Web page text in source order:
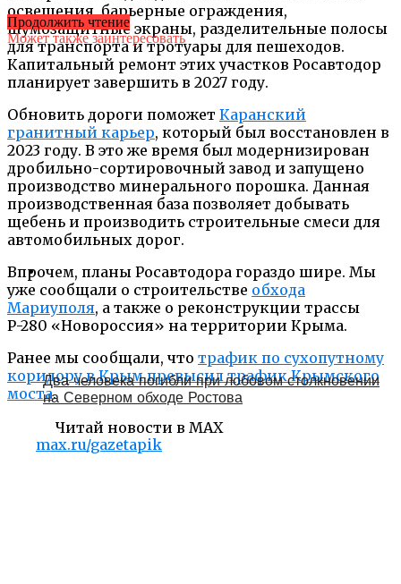
освещения, барьерные ограждения,
шумозащитные экраны, разделительные полосы
для транспорта и тротуары для пешеходов.
Капитальный ремонт этих участков Росавтодор
планирует завершить в 2027 году.
Обновить дороги поможет Каранский
гранитный карьер, который был восстановлен в
2023 году. В это же время был модернизирован
дробильно-сортировочный завод и запущено
производство минерального порошка. Данная
производственная база позволяет добывать
щебень и производить строительные смеси для
автомобильных дорог.
Впрочем, планы Росавтодора гораздо шире. Мы
уже сообщали о строительстве обхода
Мариуполя, а также о реконструкции трассы
Р-280 «Новороссия» на территории Крыма.
Ранее мы сообщали, что трафик по сухопутному
коридору в Крым превысил трафик Крымского
моста.
Читай новости в MAX
max.ru/gazetapik
Продолжить чтение
Может также заинтересовать
Два человека погибли при лобовом столкновении
на Северном обходе Ростова